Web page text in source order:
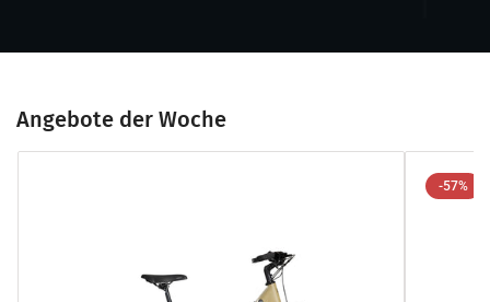
Angebote der Woche
-57%